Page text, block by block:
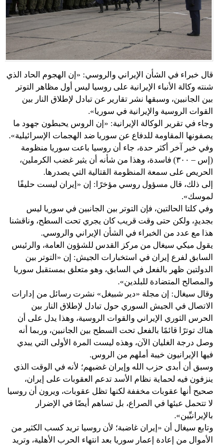
قال خبراء في الشأن الإيراني والروسي: «إن الهجوم الحاد الذي
شنته وكالة الأنباء الإيرانية على روسيا ليس أول مظاهر التوتر
بين الجانبين، وسبقها نشر تقارير عن تبادل لإطلاق النار بين
القوات الروسية والإيرانية في سوريا».
وجاء في تقرير الوكالة الإيرانية: «إن الروس يحبطون جهود ما
يصفونها المقاومة للدفاع عن سوريا ضد الهجمات الإسرائيلية».
وفي خبر آخر أكثر حدة، جاء أن روسيا باعت سوريا منظومة
(إس – ٣٠٠) فاسدة، وهذا من شأنه أن يثير غضب الكرملين،
الحريص على سمعة المنظومة القتالية التي يصدرها.
إلى ذلك، قال مسؤول روسي مؤخرًا: إن «إيران ليست حليفًا
لموسك».
وفي كلتا الحالتين، فإن التوتر بين الجانبين في سوريا ليس
بجديدٍ، ولكن حتى وقت قريب كان يجري تحت السطح، وناقشنا
هذا مع عدد من الخبراء في الشأن الإيراني والروسي.
يقول ميكي سيغال من مركز القدس للشؤون العامة، والرئيس
السابق لفرع إيران في استخبارات الجيش: إن «التوتر بين
الدولتين ظهر بالفعل في السابق، وهو متعلق بمستقبل سوريا
والمصالح المتضادة للبلدين».
وقال سيغال: إن مجلة «دير شبيغل» نشرت رسائل من إدارات
الاتصال في الجيش السوري حول تبادل لإطلاق النار بين
الحرس الثوري الإيراني والقوات الروسية، وهذا يدل على أن
هناك توترًا قائمًا بالفعل تحت السطح بين الجانبين، وربما أنه
وصل درجة الغليان الآن، وهذه ليست المرة الأولى التي يبدي
فيها الإيرانيون خيبة أملهم من الروس.
وسبق أن أبدى حزب الله وإيران غضبهم؛ لأنه في الوقت الذي
ينزفون فيه لحماية نظام الأسد تدعم العقوبات على إيران،
صحيح أنها عقوبات مخففة لكنها تظل عقوبات، ويرون أن روسيا
لا تتحمل عبئها في الصراع، بل تساهم أيضًا في الإضرار
بالإيرانيِّين».
وتابع سيغال أن «إيران غاضبة؛ لأن روسيا تريد كسب الكثير من
الأموال من إعادة إعمار سوريا بعد انتهاء الحرب الأهلية، وتريد